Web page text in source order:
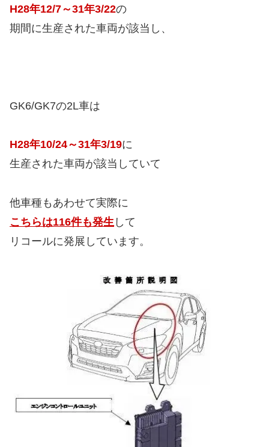
H28年12/7～31年3/22の
期間に生産された車両が該当し、
GK6/GK7の2L車は
H28年10/24～31年3/19に
生産された車両が該当していて
他車種もあわせて実際に
こちらは116件も発生 して
リコールに発展しています。